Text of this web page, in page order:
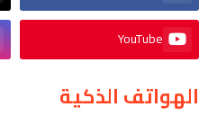
YouTube
الهواتف الذكية